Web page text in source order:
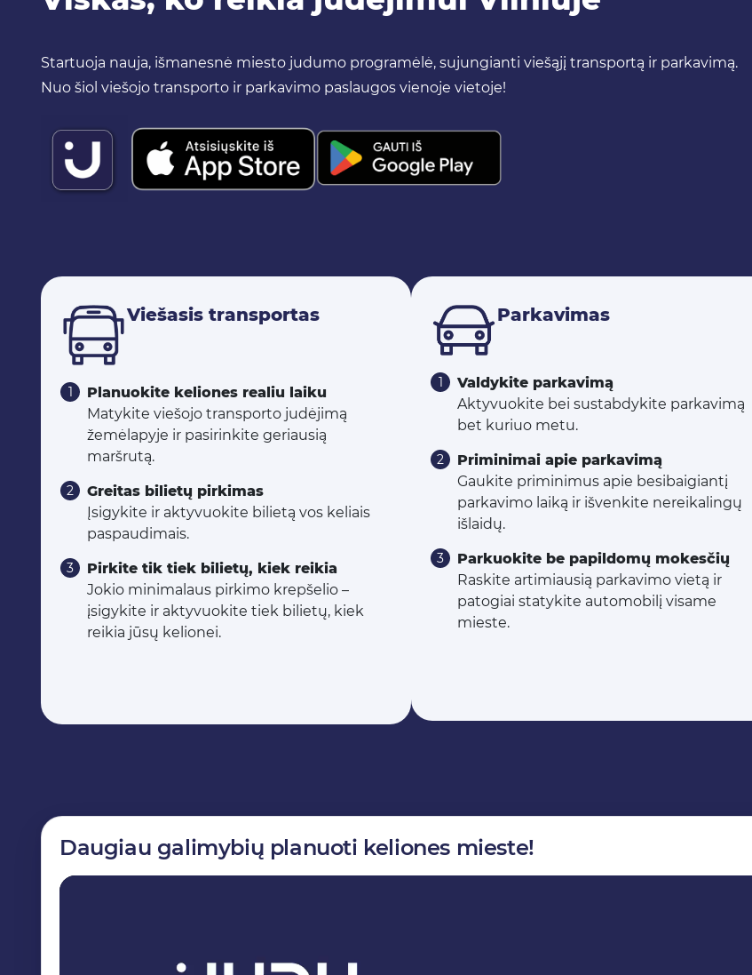
Startuoja nauja, išmanesnė miesto judumo programėlė, sujungianti viešąjį transportą ir parkavimą.
Nuo šiol viešojo transporto ir parkavimo paslaugos vienoje vietoje!
Viešasis transportas
Planuokite keliones realiu laiku
Matykite viešojo transporto judėjimą
žemėlapyje ir pasirinkite geriausią
maršrutą.
Greitas bilietų pirkimas
Įsigykite ir aktyvuokite bilietą vos keliais
paspaudimais.
Pirkite tik tiek bilietų, kiek reikia
Jokio minimalaus pirkimo krepšelio –
įsigykite ir aktyvuokite tiek bilietų, kiek
reikia jūsų kelionei.
Parkavimas
Valdykite parkavimą
Aktyvuokite bei sustabdykite parkavimą
bet kuriuo metu.
Priminimai apie parkavimą
Gaukite priminimus apie besibaigiantį
parkavimo laiką ir išvenkite nereikalingų
išlaidų.
Parkuokite be papildomų mokesčių
Raskite artimiausią parkavimo vietą ir
patogiai statykite automobilį visame
mieste.
Daugiau galimybių planuoti keliones mieste!